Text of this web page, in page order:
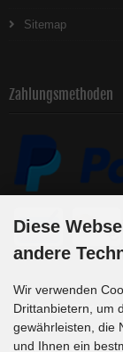
Sitemap
Zahlungsmethoden
Newsletter-
Diese
andere
Wir verwenden
Drittanbietern, um
gewährleisten, die
und Ihnen ein